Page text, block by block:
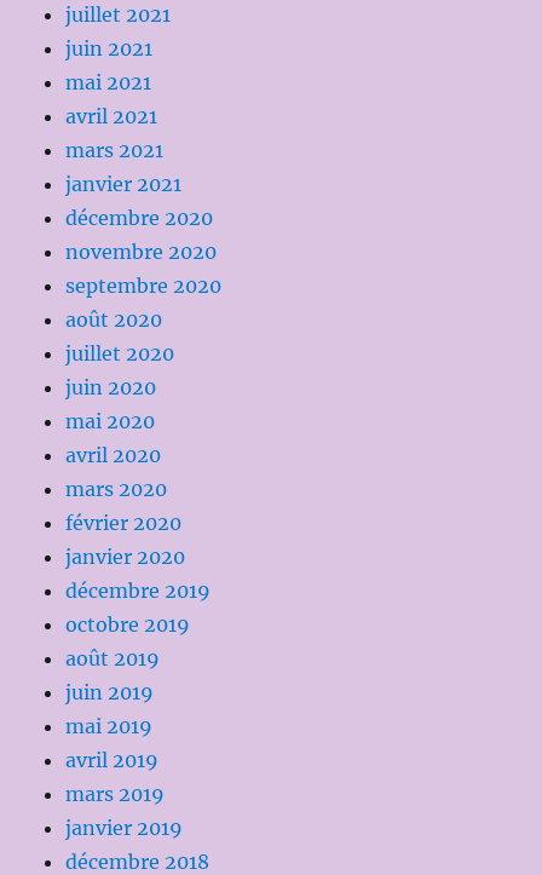
juillet 2021
juin 2021
mai 2021
avril 2021
mars 2021
janvier 2021
décembre 2020
novembre 2020
septembre 2020
août 2020
juillet 2020
juin 2020
mai 2020
avril 2020
mars 2020
février 2020
janvier 2020
décembre 2019
octobre 2019
août 2019
juin 2019
mai 2019
avril 2019
mars 2019
janvier 2019
décembre 2018